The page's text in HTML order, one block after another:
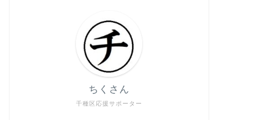
千種区応援サポーター
ちくさん